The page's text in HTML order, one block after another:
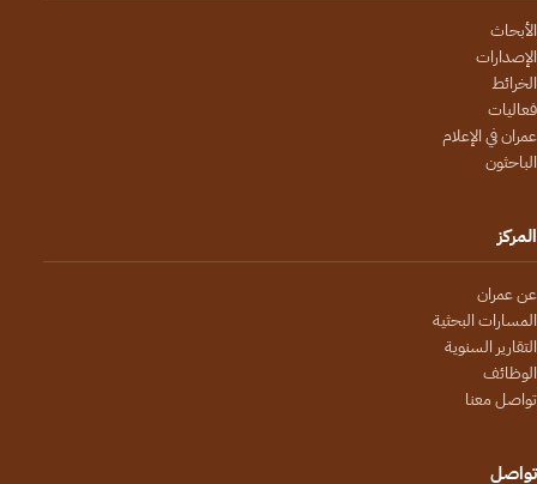
الأبحاث
الإصدارات
الخرائط
فعاليات
عمران في الإعلام
الباحثون
المركز
عن عمران
المسارات البحثية
التقارير السنوية
الوظائف
تواصل معنا
تواصل